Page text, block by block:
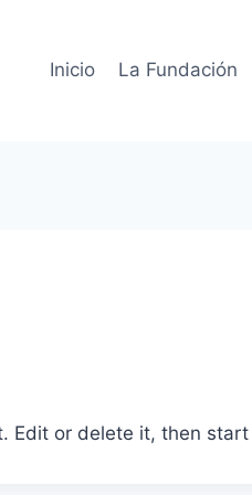
Inicio La Fundación
Edit or delete it, then